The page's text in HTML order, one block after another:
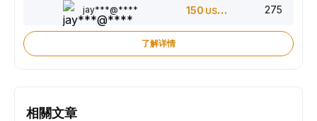
jay***@**** 150 USDT 275
了解详情
相關文章